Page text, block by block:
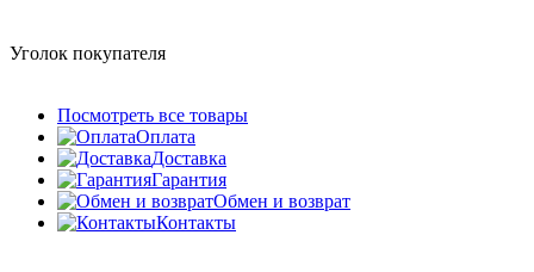
Уголок покупателя
Посмотреть все товары
Оплата
Доставка
Гарантия
Обмен и возврат
Контакты